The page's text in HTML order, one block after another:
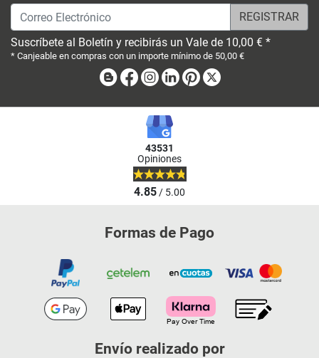
Correo Electrónico
Suscríbete al Boletín y recibirás un Vale de 10,00 € *
* Canjeable en compras con un importe mínimo de 50,00 €
BlogFacebook
Instagram
LinkedinPinterest
43531
Opiniones
4.85/ 5.00
Formas de Pago
Envío realizado por